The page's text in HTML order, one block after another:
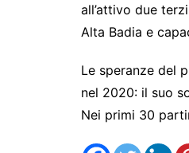
all’attivo due
Alta Badia e
Le speranze del
nel 2020: il suo
Nei primi 30